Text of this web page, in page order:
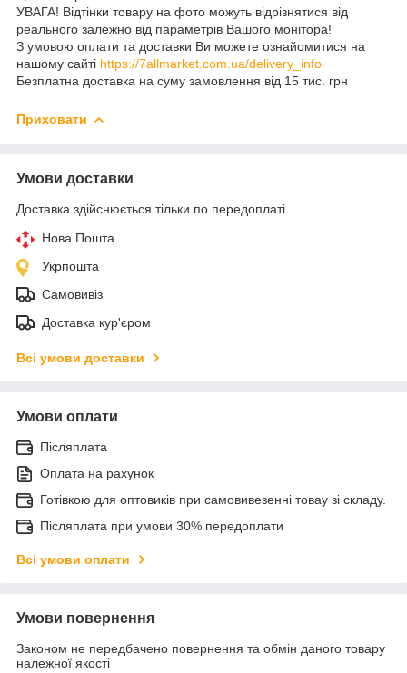
УВАГА! Відтінки товару на фото можуть відрізнятися від
реального залежно від параметрів Вашого монітора!
З умовою оплати та доставки Ви можете ознайомитися на
нашому сайті https://7allmarket.com.ua/delivery_info
Безплатна доставка на суму замовлення від 15 тис. грн
Приховати
Умови доставки
Доставка здійснюється тільки по передоплаті.
Нова Пошта
Укрпошта
Самовивіз
Доставка кур'єром
Всі умови доставки
Умови оплати
Післяплата
Оплата на рахунок
Готівкою для оптовиків при самовивезенні товау зі складу.
Післяплата при умови 30% передоплати
Всі умови оплати
Умови повернення
Законом не передбачено повернення та обмін даного товару
належної якості